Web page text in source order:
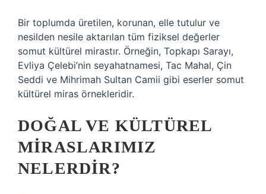
Bir toplumda üretilen, korunan, elle tutulur ve
nesilden nesile aktarılan tüm fiziksel değerler
somut kültürel mirastır. Örneğin, Topkapı Sarayı,
Evliya Çelebi’nin seyahatnamesi, Tac Mahal, Çin
Seddi ve Mihrimah Sultan Camii gibi eserler somut
kültürel miras örnekleridir.
DOĞAL VE KÜLTÜREL
MIRASLARIMIZ
NELERDIR?